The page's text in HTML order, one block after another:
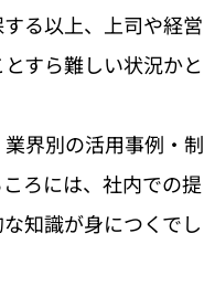
る以上、上司や経営
すら難しい状況かと
界別の活用事例・制
ろには、社内での提
知識が身につくでし